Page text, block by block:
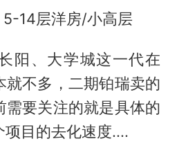
5-14层洋房/小高层
阳、大学城这一代在
就不多，二期铂瑞卖的
需要关注的就是具体的
目的去化速度....